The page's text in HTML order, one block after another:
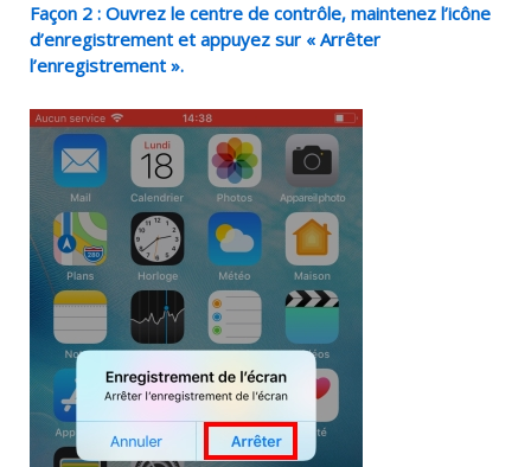
Façon 2 : Ouvrez le centre de contrôle, maintenez l’icône
d’enregistrement et appuyez sur « Arrêter
l’enregistrement ».